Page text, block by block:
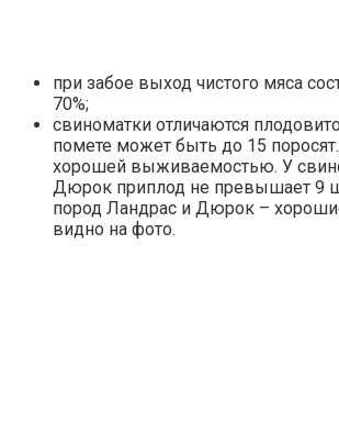
при забое выход чистого мяса
70%;
свиноматки отличаются
помете может быть до 15
хорошей выживаемостью. У
Дюрок приплод не превышает 9
пород Ландрас и Дюрок –
видно на фото.